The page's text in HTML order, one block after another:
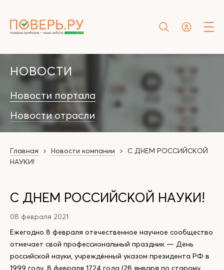
НОВОСТИ
Новости портала
Новости отрасли
Главная Новости компании
С ДНЕМ РОССИЙСКОЙ
НАУКИ!
С ДНЕМ РОССИЙСКОЙ НАУКИ!
08 февраля 2021
Ежегодно 8 февраля отечественное научное сообщество
отмечает свой профессиональный праздник — День
российской науки, учреждённый указом президента РФ в
1999 году. 8 февраля 1724 года (28 января по старому